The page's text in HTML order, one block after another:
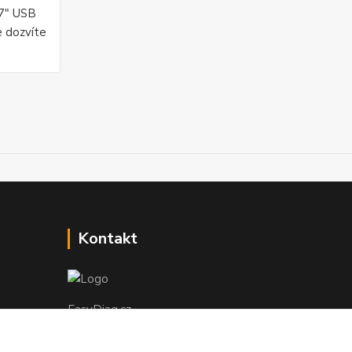
USB
dozvíte
Kontakt
EasyDiag.cz